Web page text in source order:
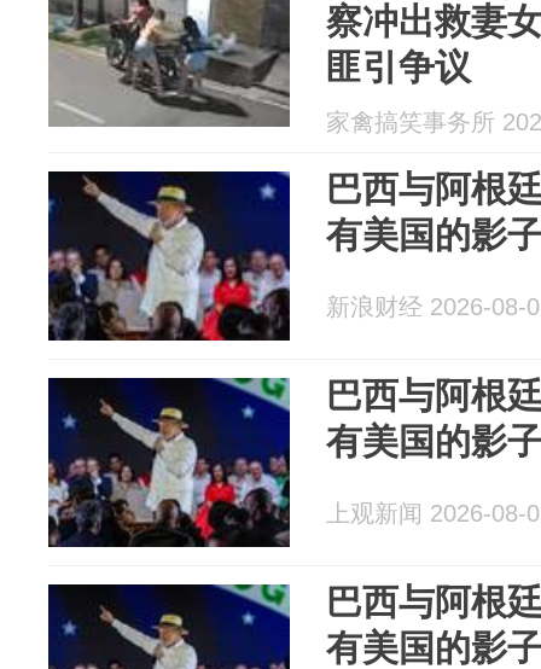
察冲出救妻
匪引争议
家禽搞笑事务所
巴西与阿根
有美国的影
新浪财经 2026-08-
巴西与阿根
有美国的影
上观新闻 2026-08-
巴西与阿根
有美国的影